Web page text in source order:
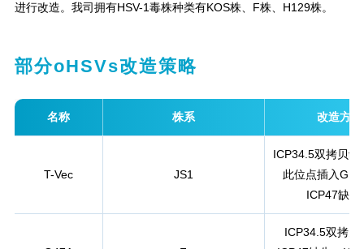
进行改造。我司拥有HSV-1毒株种类有KOS株、F株、H129株。
部分oHSVs改造策略
名称 株系 改造方式
T-Vec JS1
ICP34.5双拷贝缺
此位点插入
ICP47缺失
ICP34.5双拷贝